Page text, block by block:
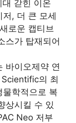
갇힌 이온
, 더 큰 모세
로운 캡티브
스가 탑재되어
바이오제약 연
의 최
학적으로 복
상시킬 수 있
Neo 저부